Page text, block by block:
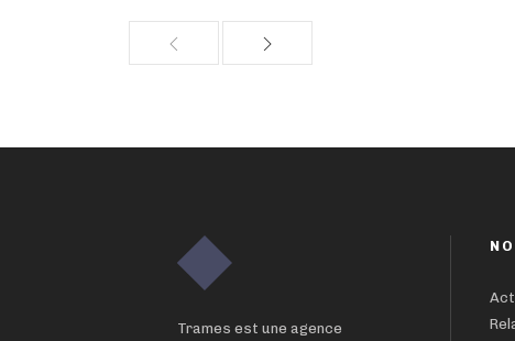
Trames est une agence